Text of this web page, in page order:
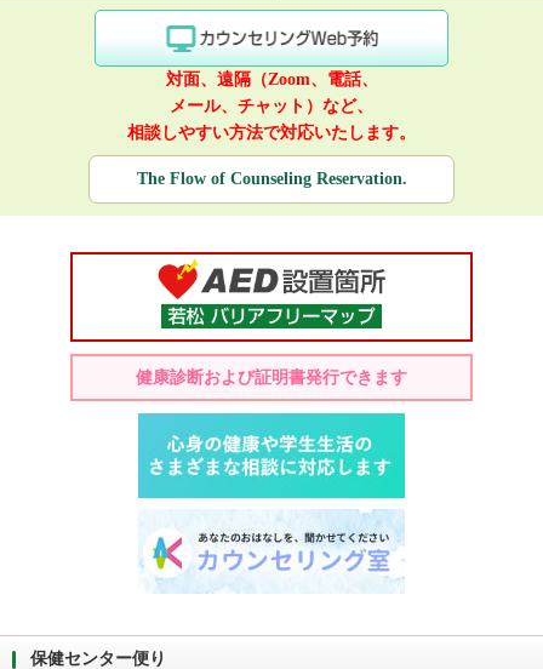
対面、遠隔（Zoom、電話、
メール、チャット）など、
相談しやすい方法で対応いたします。
The Flow of Counseling Reservation.
健康診断および証明書発行できます
保健センター便り